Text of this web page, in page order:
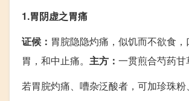
1.胃阴虚之胃痛
证候： 胃脘隐隐灼痛，似饥而不欲食
胃，和中止痛。 主方： 一贯煎合芍药甘
若胃脘灼痛、嘈杂泛酸者，可加珍珠